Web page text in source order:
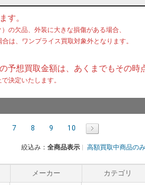
す。
の欠品、外装に大きな損傷がある場合、
は、ワンプライス買取対象外となります。
想買取金額は、あくまでもその時
決定いたします。
7 8 9 10
絞込み： 全商品表示 高額買取中商品の
メーカー カテゴリ